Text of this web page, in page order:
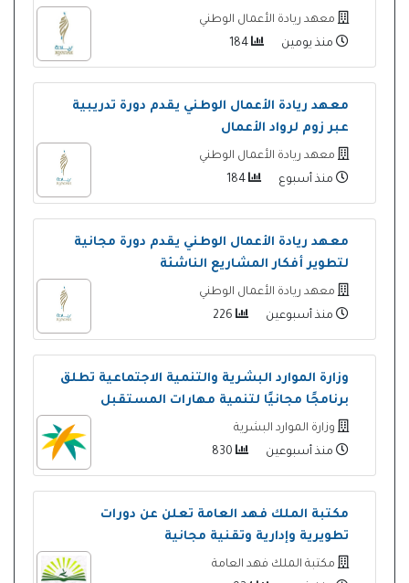
معهد ريادة الأعمال الوطني
منذ يومين
معهد ريادة الأعمال الوطني يقدم دورة تدريبية
عبر زوم لرواد الأعمال
معهد ريادة الأعمال الوطني
منذ أسبوع
معهد ريادة الأعمال الوطني يقدم دورة مجانية
لتطوير أفكار المشاريع الناشئة
معهد ريادة الأعمال الوطني
منذ أسبوعين
وزارة الموارد البشرية والتنمية الاجتماعية تطلق
برنامجًا مجانيًا لتنمية مهارات المستقبل
وزارة الموارد البشرية
منذ أسبوعين
مكتبة الملك فهد العامة تعلن عن دورات
تطويرية وإدارية وتقنية مجانية
مكتبة الملك فهد العامة